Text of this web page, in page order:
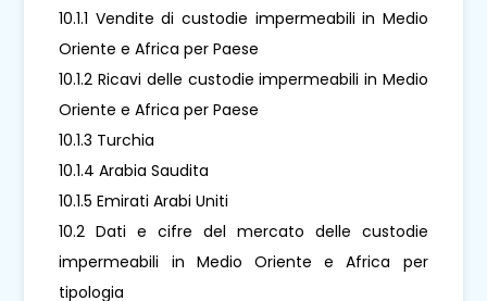
10.1.1 Vendite di custodie impermeabili in Medio
Oriente e Africa per Paese
10.1.2 Ricavi delle custodie impermeabili in Medio
Oriente e Africa per Paese
10.1.3 Turchia
10.1.4 Arabia Saudita
10.1.5 Emirati Arabi Uniti
10.2 Dati e cifre del mercato delle custodie
impermeabili in Medio Oriente e Africa per
tipologia